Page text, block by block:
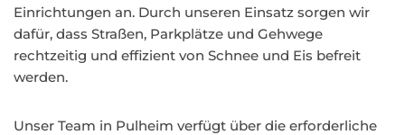
Einrichtungen an. Durch unseren Einsatz sorgen wir
dafür, dass Straßen, Parkplätze und Gehwege
rechtzeitig und effizient von Schnee und Eis befreit
werden.
Unser Team in Pulheim verfügt über die erforderliche